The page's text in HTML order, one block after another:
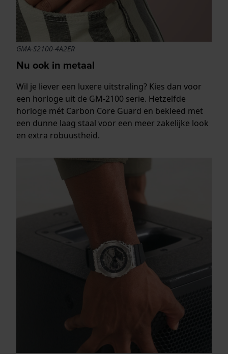
GMA-S2100-4A2ER
Nu ook in metaal
Wil je liever een luxere uitstraling? Kies dan voor
een horloge uit de GM-2100 serie. Hetzelfde
horloge mét Carbon Core Guard en bekleed met
een dunne laag staal voor een meer zakelijke look
en extra robuustheid.